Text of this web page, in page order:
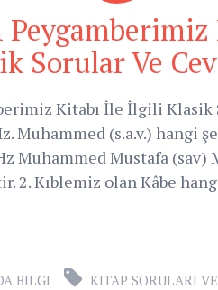
Sorular Ve
Kitabı İle İlgili Klasik
Muhammed (s.a.v.) hangi
Muhammed Mustafa (sav)
2. Kıblemiz olan Kâbe
BILGI KITAP SORULARI